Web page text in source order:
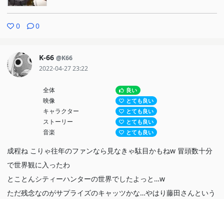
0 0
K-66 @K66
2022-04-27 23:22
全体 良い
映像 とても良い
キャラクター とても良い
ストーリー とても良い
音楽 とても良い
成程ね こりゃ往年のファンなら見なきゃ駄目かもねw 冒頭数十分
で世界観に入ったわ
とことんシティーハンターの世界でしたよっと…w
ただ残念なのがサプライズのキャッツかな…やはり藤田さんという